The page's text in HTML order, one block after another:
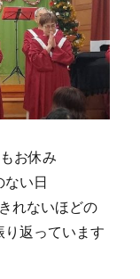
お休み
ない日
れないほどの
返っています